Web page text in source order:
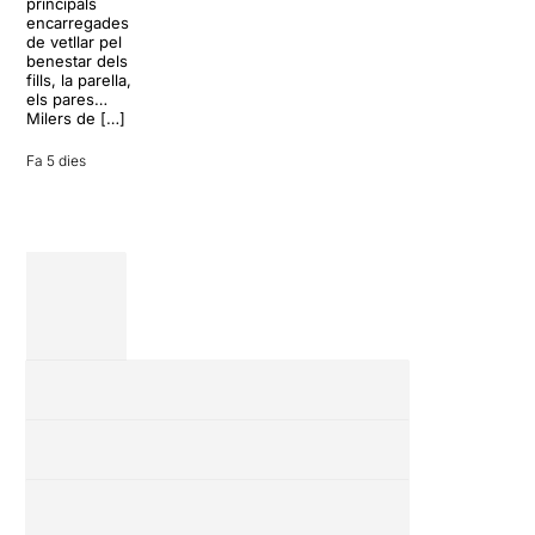
encarregades
de vetllar pel
benestar dels
fills, la parella,
els pares…
Milers de […]
Fa 5 dies